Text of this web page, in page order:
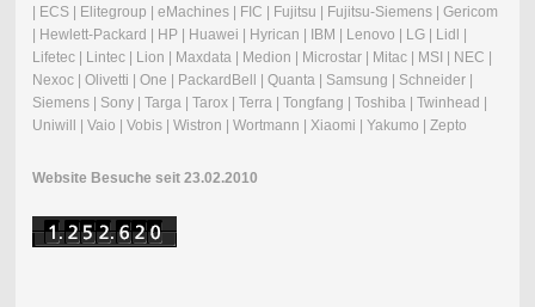
| ECS | Elitegroup | eMachines | FIC | Fujitsu | Fujitsu-Siemens | Gericom
| Hewlett-Packard | HP | Huawei | Hyrican | IBM | Lenovo | LG | Lidl |
Lifetec | Lintec | Lion | Maxdata | Medion | Microstar | Mitac | MSI | NEC |
Nexoc | Olivetti | One | PackardBell | Quanta | Samsung | Schneider |
Siemens | Sony | Targa | Tarox | Terra | Tongfang | Toshiba | Twinhead |
Uniwill | Vaio | Vobis | Wistron | Wortmann | Xiaomi | Yakumo | Zepto
Website Besuche seit 23.02.2010